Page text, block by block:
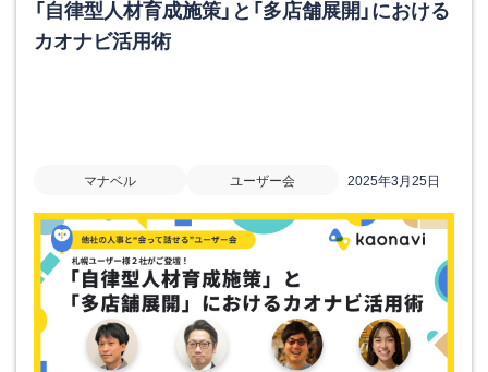
「自律型人材育成施策」と「多店舗展開」における
カオナビ活用術
マナベル ユーザー会 2025年3月25日